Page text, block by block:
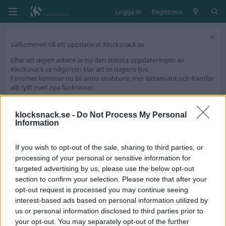
klocksnack.se - Do Not Process My Personal
Information
If you wish to opt-out of the sale, sharing to third parties, or
processing of your personal or sensitive information for
targeted advertising by us, please use the below opt-out
section to confirm your selection. Please note that after your
opt-out request is processed you may continue seeing
interest-based ads based on personal information utilized by
us or personal information disclosed to third parties prior to
your opt-out. You may separately opt-out of the further
Logga in Registrera
Välkommen till ett uppdaterat Klocksnack.se
Efter ett digert arbete är nu den största uppdateringen av
Klocksnack.se någonsin klar att se dagens ljus.
Forumet kommer nu bli ännu snabbare, mer lättanvänt och framför
allt fyllt med nya funktioner.
frågeställningar.
Tack för att ni är med och skapar Skandinaviens bästa klockforum!
/Hook & Leben
Medlemmar
D